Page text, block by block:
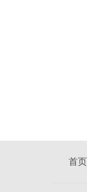
首页